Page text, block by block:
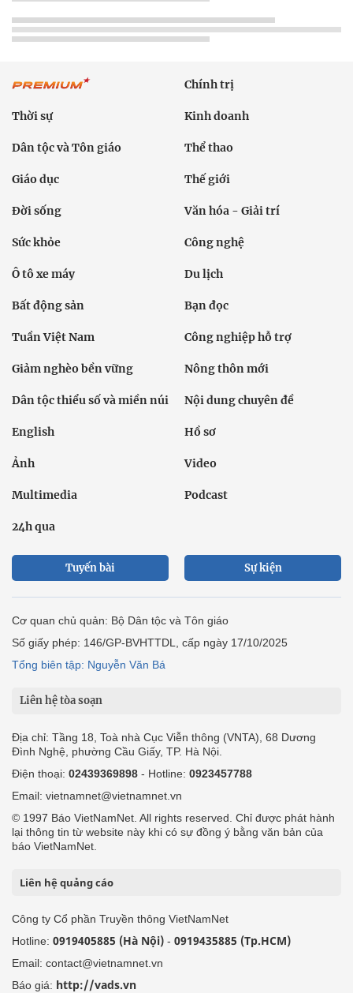
Chính trị
Thời sự Kinh doanh
Dân tộc và Tôn giáo Thể thao
Giáo dục Thế giới
Đời sống Văn hóa - Giải trí
Sức khỏe Công nghệ
Ô tô xe máy Du lịch
Bất động sản Bạn đọc
Tuần Việt Nam Công nghiệp hỗ trợ
Giảm nghèo bền vững Nông thôn mới
Dân tộc thiểu số và miền núi Nội dung chuyên đề
English Hồ sơ
Ảnh Video
Multimedia Podcast
24h qua
Tuyến bài Sự kiện
Cơ quan chủ quản: Bộ Dân tộc và Tôn giáo
Số giấy phép: 146/GP-BVHTTDL, cấp ngày 17/10/2025
Tổng biên tập: Nguyễn Văn Bá
Liên hệ tòa soạn
Địa chỉ: Tầng 18, Toà nhà Cục Viễn thông (VNTA), 68 Dương
Đình Nghệ, phường Cầu Giấy, TP. Hà Nội.
Điện thoại: 02439369898 - Hotline: 0923457788
Email: vietnamnet@vietnamnet.vn
© 1997 Báo VietNamNet. All rights reserved. Chỉ được phát hành
lại thông tin từ website này khi có sự đồng ý bằng văn bản của
báo VietNamNet.
Liên hệ quảng cáo
Công ty Cổ phần Truyền thông VietNamNet
Hotline: 0919405885 (Hà Nội) - 0919435885 (Tp.HCM)
Email: contact@vietnamnet.vn
Báo giá: http://vads.vn